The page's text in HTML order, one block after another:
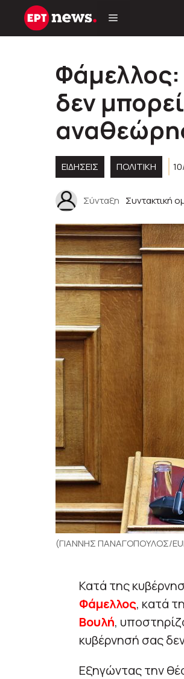
Μετάβαση
δεν
ΕΙΔΗΣΕΙΣ ΠΟΛΙΤΙΚΉ
Σύνταξη Συντακτική
(ΓΙΑΝΝΗΣ ΠΑΝΑΓΟΠΟΥΛΟΣ/
Κατά της
Φάμελλος, κατά
Βουλή,
κυβέρνησή σας
Εξηγώντας την